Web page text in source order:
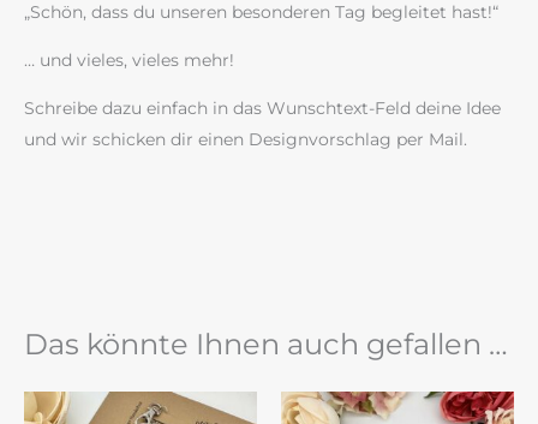
„Schön, dass du unseren besonderen Tag begleitet hast!“
… und vieles, vieles mehr!
Schreibe dazu einfach in das Wunschtext-Feld deine Idee
und wir schicken dir einen Designvorschlag per Mail.
Das könnte Ihnen auch gefallen …